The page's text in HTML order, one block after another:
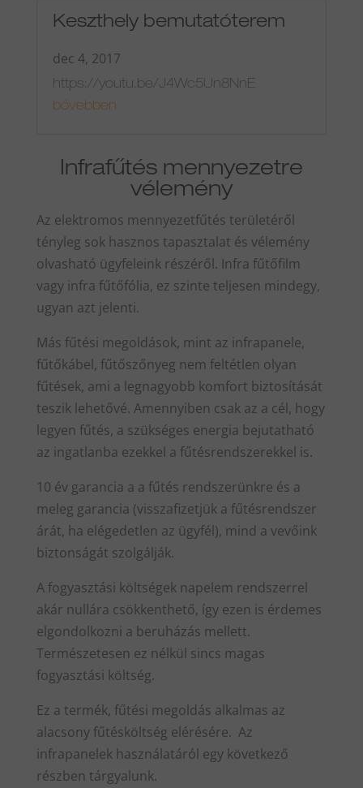
Keszthely bemutatóterem
dec 4, 2017
https://youtu.be/J4Wc5Un8NnE
bővebben
Infrafűtés mennyezetre
vélemény
Az elektromos mennyezetfűtés területéről
tényleg sok hasznos tapasztalat és vélemény
olvasható ügyfeleink részéről. Infra fűtőfilm
vagy infra fűtőfólia, ez szinte teljesen mindegy,
ugyan azt jelenti.
Más fűtési megoldások, mint az infrapanele,
fűtőkábel, fűtőszőnyeg nem feltétlen olyan
fűtések, ami a legnagyobb komfort biztosítását
teszik lehetővé. Amennyiben csak az a cél, hogy
legyen fűtés, a szükséges energia bejutatható
az ingatlanba ezekkel a fűtésrendszerekkel is.
10 év garancia a a fűtés rendszerünkre és a
meleg garancia (visszafizetjük a fűtésrendszer
árát, ha elégedetlen az ügyfél), mind a vevőink
biztonságát szolgálják.
A fogyasztási költségek napelem rendszerrel
akár nullára csökkenthető, így ezen is érdemes
elgondolkozni a beruházás mellett.
Természetesen ez nélkül sincs magas
fogyasztási költség.
Ez a termék, fűtési megoldás alkalmas az
alacsony fűtésköltség elérésére. Az
infrapanelek használatáról egy következő
részben tárgyalunk.